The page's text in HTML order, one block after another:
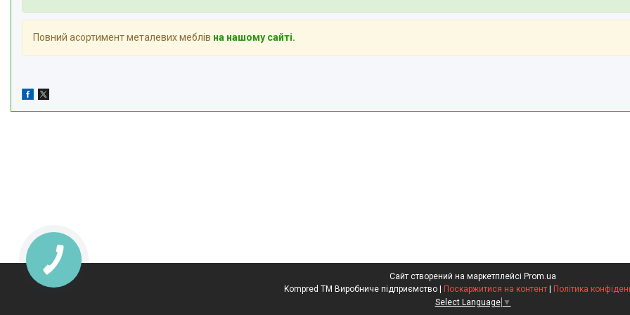
Повний асортимент металевих меблів на нашому сайті.
Сайт створений на маркетплейсі Prom.ua
Kompred TM Виробниче підприємство | Поскаржитися на контент | Політика
Select Language ▼